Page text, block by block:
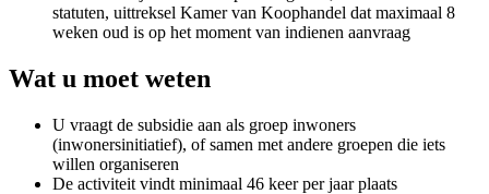
statuten, uittreksel Kamer van Koophandel dat maximaal 8
weken oud is op het moment van indienen aanvraag
Wat u moet weten
U vraagt de subsidie aan als groep inwoners
(inwonersinitiatief), of samen met andere groepen die iets
willen organiseren
De activiteit vindt minimaal 46 keer per jaar plaats